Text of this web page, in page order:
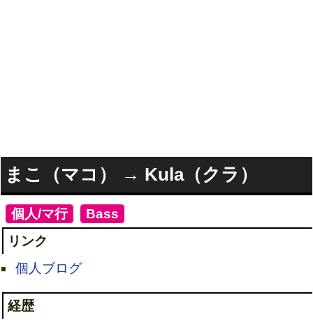
まこ（マコ） → Kula（クラ）
個人/マ行] Bass
リンク
個人ブログ
経歴